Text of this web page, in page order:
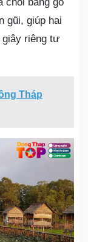
gũi, giúp hai
riêng tư
Tháp